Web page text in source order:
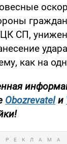
СП,
удара
как на
Obozrevatel и